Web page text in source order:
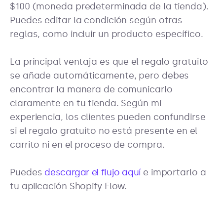
$100 (moneda predeterminada de la tienda).
Puedes editar la condición según otras
reglas, como incluir un producto específico.
La principal ventaja es que el regalo gratuito
se añade automáticamente, pero debes
encontrar la manera de comunicarlo
claramente en tu tienda. Según mi
experiencia, los clientes pueden confundirse
si el regalo gratuito no está presente en el
carrito ni en el proceso de compra.
Puedes descargar el flujo aquí e importarlo a
tu aplicación Shopify Flow.